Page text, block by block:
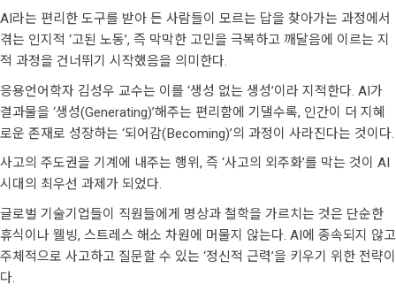
AI라는 편리한 도구를 받아 든 사람들이 모르는 답을 찾아가는 과정에서
겪는 인지적 ‘고된 노동’, 즉 막막한 고민을 극복하고 깨달음에 이르는 지
적 과정을 건너뛰기 시작했음을 의미한다.
응용언어학자 김성우 교수는 이를 ‘생성 없는 생성’이라 지적한다. AI가
결과물을 ‘생성(Generating)’해주는 편리함에 기댈수록, 인간이 더 지혜
로운 존재로 성장하는 ‘되어감(Becoming)’의 과정이 사라진다는 것이다.
사고의 주도권을 기계에 내주는 행위, 즉 ‘사고의 외주화’를 막는 것이 AI
시대의 최우선 과제가 되었다.
글로벌 기술기업들이 직원들에게 명상과 철학을 가르치는 것은 단순한
휴식이나 웰빙, 스트레스 해소 차원에 머물지 않는다. AI에 종속되지 않고
주체적으로 사고하고 질문할 수 있는 ‘정신적 근력’을 키우기 위한 전략이
다.